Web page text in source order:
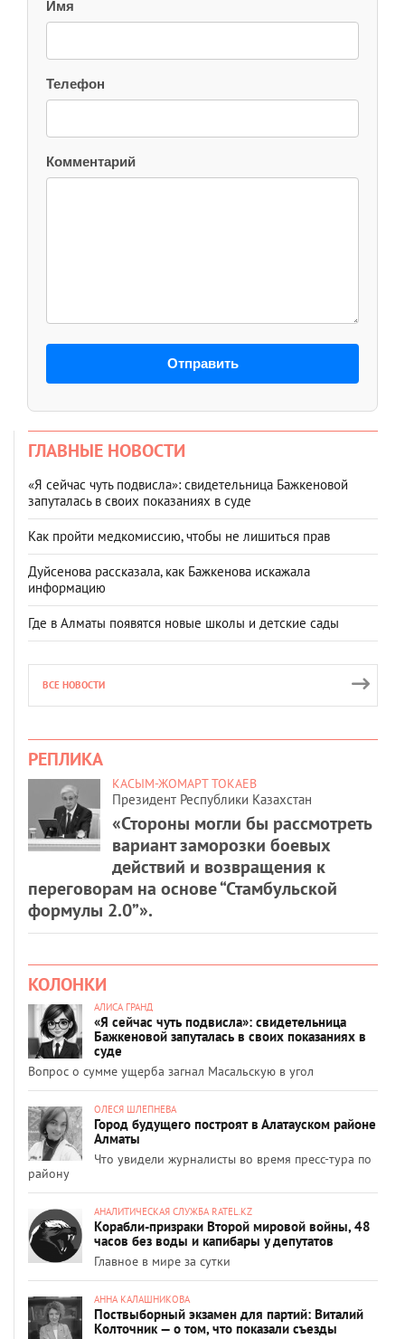
Имя
Телефон
Комментарий
Отправить
ГЛАВНЫЕ НОВОСТИ
«Я сейчас чуть подвисла»: свидетельница Бажкеновой
запуталась в своих показаниях в суде
Как пройти медкомиссию, чтобы не лишиться прав
Дуйсенова рассказала, как Бажкенова искажала
информацию
Где в Алматы появятся новые школы и детские сады
ВСЕ НОВОСТИ
РЕПЛИКА
КАСЫМ-ЖОМАРТ ТОКАЕВ
Президент Республики Казахстан
«Стороны могли бы рассмотреть
вариант заморозки боевых
действий и возвращения к
переговорам на основе “Стамбульской
формулы 2.0”».
КОЛОНКИ
АЛИСА ГРАНД
«Я сейчас чуть подвисла»: свидетельница
Бажкеновой запуталась в своих показаниях в
суде
Вопрос о сумме ущерба загнал Масальскую в угол
ОЛЕСЯ ШЛЕПНЕВА
Город будущего построят в Алатауском районе
Алматы
Что увидели журналисты во время пресс-тура по
району
АНАЛИТИЧЕСКАЯ СЛУЖБА RATEL.KZ
Корабли-призраки Второй мировой войны, 48
часов без воды и капибары у депутатов
Главное в мире за сутки
АННА КАЛАШНИКОВА
Поствыборный экзамен для партий: Виталий
Колточник — о том, что показали съезды